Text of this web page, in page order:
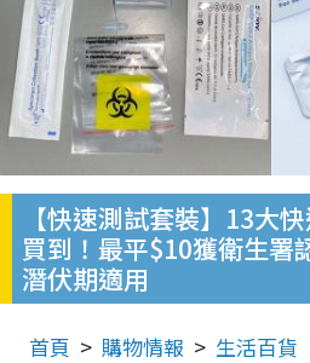
【快速測試套裝】13大
買到！最平$10獲衛生署
潛伏期適用
首頁 購物情報 生活百貨